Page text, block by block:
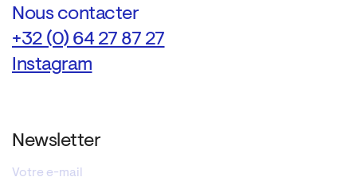
Nous contacter
+32 (0) 64 27 87 27
Instagram
Newsletter